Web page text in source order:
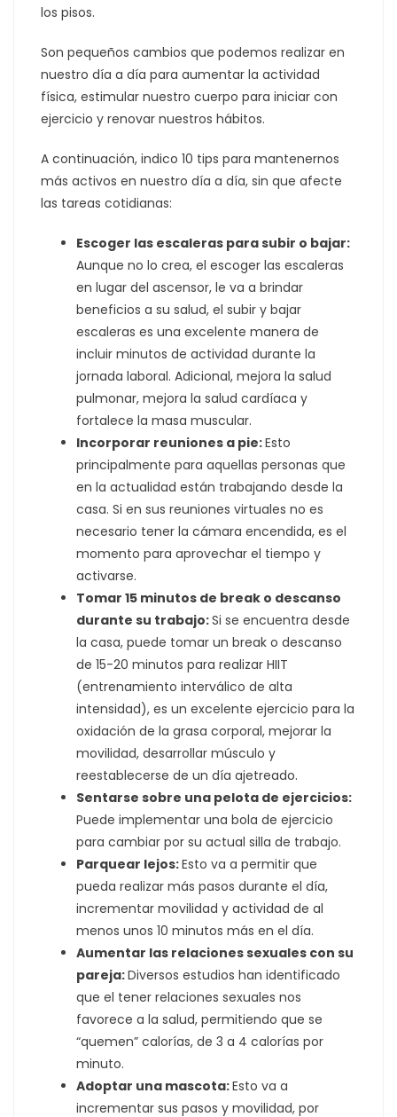
los pisos.
Son pequeños cambios que podemos realizar en
nuestro día a día para aumentar la actividad
física, estimular nuestro cuerpo para iniciar con
ejercicio y renovar nuestros hábitos.
A continuación, indico 10 tips para mantenernos
más activos en nuestro día a día, sin que afecte
las tareas cotidianas:
Escoger las escaleras para subir o bajar:
Aunque no lo crea, el escoger las escaleras
en lugar del ascensor, le va a brindar
beneficios a su salud, el subir y bajar
escaleras es una excelente manera de
incluir minutos de actividad durante la
jornada laboral. Adicional, mejora la salud
pulmonar, mejora la salud cardíaca y
fortalece la masa muscular.
Incorporar reuniones a pie:Esto
principalmente para aquellas personas que
en la actualidad están trabajando desde la
casa. Si en sus reuniones virtuales no es
necesario tener la cámara encendida, es el
momento para aprovechar el tiempo y
activarse.
Tomar 15 minutos de break o descanso
durante su trabajo:Si se encuentra desde
la casa, puede tomar un break o descanso
de 15-20 minutos para realizar HIIT
(entrenamiento interválico de alta
intensidad), es un excelente ejercicio para la
oxidación de la grasa corporal, mejorar la
movilidad, desarrollar músculo y
reestablecerse de un día ajetreado.
Sentarse sobre una pelota de ejercicios:
Puede implementar una bola de ejercicio
para cambiar por su actual silla de trabajo.
Parquear lejos:Esto va a permitir que
pueda realizar más pasos durante el día,
incrementar movilidad y actividad de al
menos unos 10 minutos más en el día.
Aumentar las relaciones sexuales con su
pareja:Diversos estudios han identificado
que el tener relaciones sexuales nos
favorece a la salud, permitiendo que se
“quemen” calorías, de 3 a 4 calorías por
minuto.
Adoptar una mascota:Esto va a
incrementar sus pasos y movilidad, por